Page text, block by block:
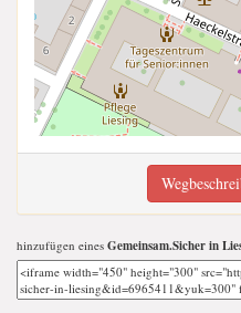
hinzufügen eines Gemeinsam.Sicher in